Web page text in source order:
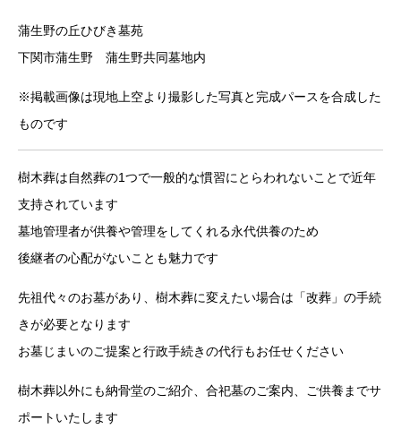
蒲生野の丘ひびき墓苑
下関市蒲生野 蒲生野共同墓地内
※掲載画像は現地上空より撮影した写真と完成パースを合成した
ものです
樹木葬は自然葬の1つで一般的な慣習にとらわれないことで近年
支持されています
墓地管理者が供養や管理をしてくれる永代供養のため
後継者の心配がないことも魅力です
先祖代々のお墓があり、樹木葬に変えたい場合は「改葬」の手続
きが必要となります
お墓じまいのご提案と行政手続きの代行もお任せください
樹木葬以外にも納骨堂のご紹介、合祀墓のご案内、ご供養までサ
ポートいたします